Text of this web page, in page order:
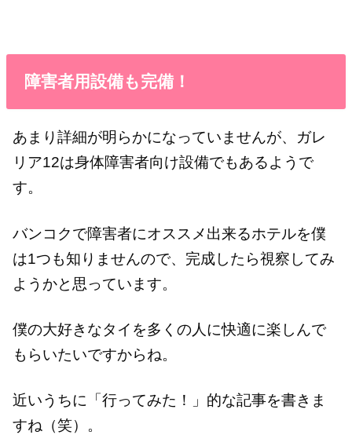
障害者用設備も完備！
あまり詳細が明らかになっていませんが、ガレ
リア12は身体障害者向け設備でもあるようで
す。
バンコクで障害者にオススメ出来るホテルを僕
は1つも知りませんので、完成したら視察してみ
ようかと思っています。
僕の大好きなタイを多くの人に快適に楽しんで
もらいたいですからね。
近いうちに「行ってみた！」的な記事を書きま
すね（笑）。